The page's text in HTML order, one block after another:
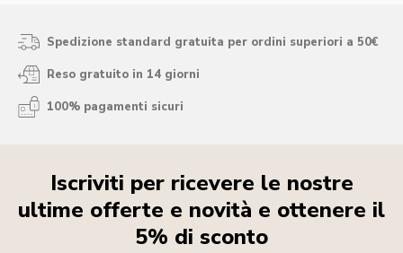
Spedizione standard gratuita per ordini superiori a 50€
Reso gratuito in 14 giorni
100% pagamenti sicuri
Iscriviti per ricevere le nostre
ultime offerte e novità e ottenere il
5% di sconto